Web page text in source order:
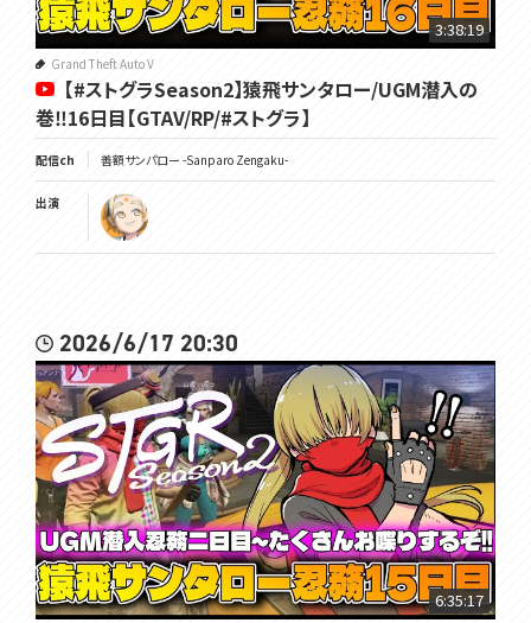
3:38:19
Grand Theft Auto V
【#ストグラSeason2】猿飛サンタロー/UGM潜入の
巻‼16日目【GTAV/RP/#ストグラ】
配信ch 善額サンパロー -Sanparo Zengaku-
出演
2026/6/17 20:30
6:35:17